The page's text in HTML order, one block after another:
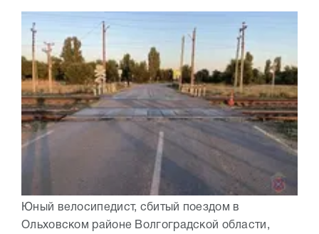
Юный велосипедист, сбитый поездом в
Ольховском районе Волгоградской области,